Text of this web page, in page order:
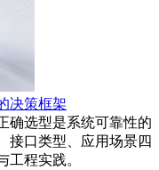
决策框架
确选型是系统可靠性的
接口类型、应用场景四
工程实践。